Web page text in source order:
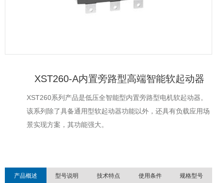
XST260-A内置旁路型高端智能软起动器
XST260系列产品是低压全智能型内置旁路型电机软起动器。
该系列除了具备通用型软起动器功能以外，还具有负载应用场
景实现方案，其功能强大。
产品概述 型号说明 技术特点 使用条件 规格型号